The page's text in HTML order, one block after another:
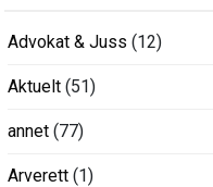
Advokat & Juss (12)
Aktuelt (51)
annet (77)
Arverett (1)